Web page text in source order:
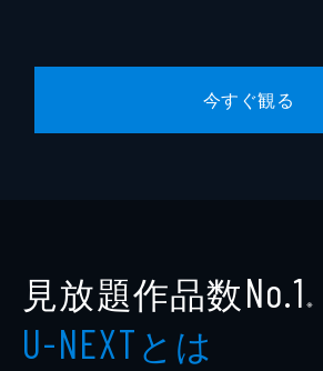
今すぐ観る
見放題作品数No.1 ※
U-NEXTとは